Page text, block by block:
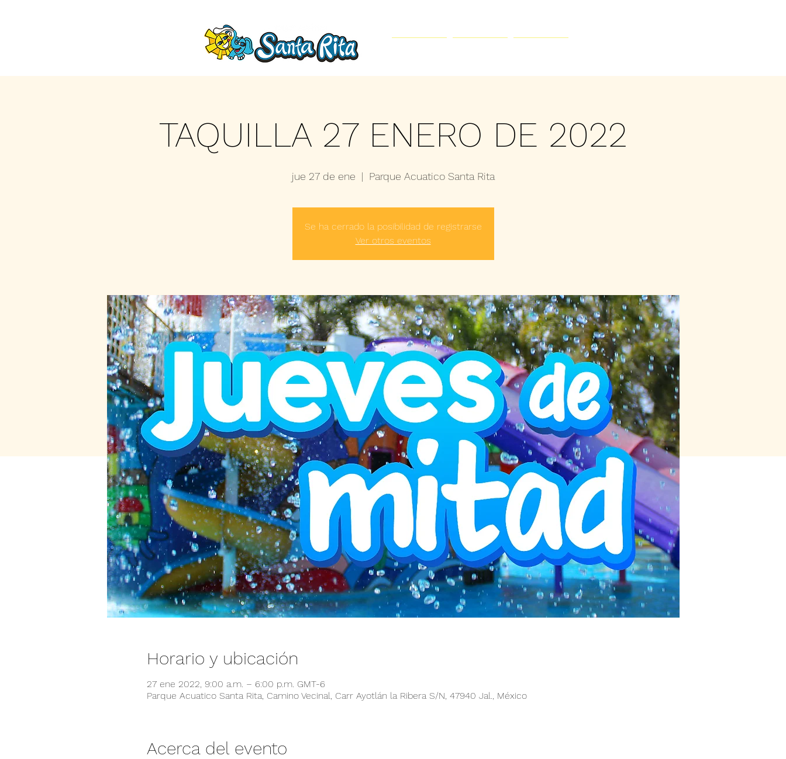
TAQUILLA 27 ENERO DE 2022
jue 27 de ene
  |
Parque Acuatico Santa Rita
Se ha cerrado la posibilidad de registrarse
Ver otros eventos
Horario y ubicación
27 ene 2022, 9:00 a.m. – 6:00 p.m. GMT-6
Parque Acuatico Santa Rita, Camino Vecinal, Carr Ayotlán la Ribera S/N, 47940 Jal., México
Acerca del evento